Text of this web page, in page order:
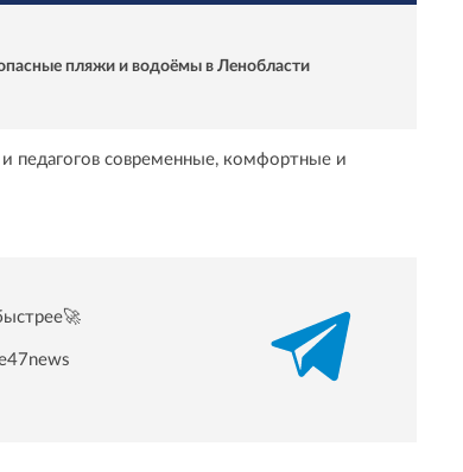
пляжи и водоёмы в Ленобласти
педагогов современные, комфортные и